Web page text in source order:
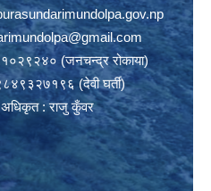
(जनचन्द्र रोकाया)
(देवी घर्ती)
: राजु कुँवर